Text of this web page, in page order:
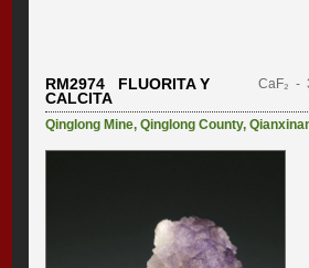
RM2974 FLUORITA Y
CALCITA
CaF₂ -
Qinglong Mine,Qinglong County,